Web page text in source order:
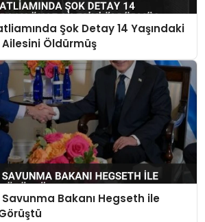
Şok Detay 14 Yaşındaki
Öldürmüş
Bakanı Hegseth ile